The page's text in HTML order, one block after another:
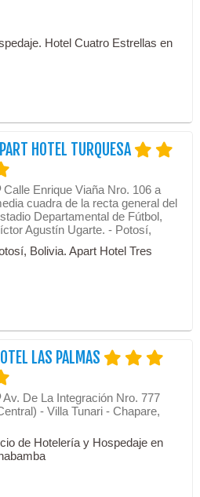
Hotel Cuatro Estrellas en
HOTEL TURQUESA
Calle Enrique Viaña Nro. 106 a
cuadra de la recta general del
Departamental de Fútbol,
Agustín Ugarte. - Potosí,
Bolivia. Apart Hotel Tres
LAS PALMAS
Av. De La Integración Nro. 777
- Villa Tunari - Chapare,
de Hotelería y Hospedaje en